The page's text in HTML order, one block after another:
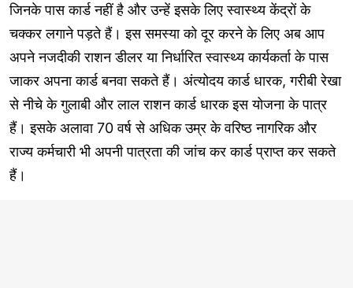
जिनके पास कार्ड नहीं है और उन्हें इसके लिए स्वास्थ्य केंद्रों के
चक्कर लगाने पड़ते हैं। इस समस्या को दूर करने के लिए अब आप
अपने नजदीकी राशन डीलर या निर्धारित स्वास्थ्य कार्यकर्ता के पास
जाकर अपना कार्ड बनवा सकते हैं। अंत्योदय कार्ड धारक, गरीबी रेखा
से नीचे के गुलाबी और लाल राशन कार्ड धारक इस योजना के पात्र
हैं। इसके अलावा 70 वर्ष से अधिक उम्र के वरिष्ठ नागरिक और
राज्य कर्मचारी भी अपनी पात्रता की जांच कर कार्ड प्राप्त कर सकते
हैं।